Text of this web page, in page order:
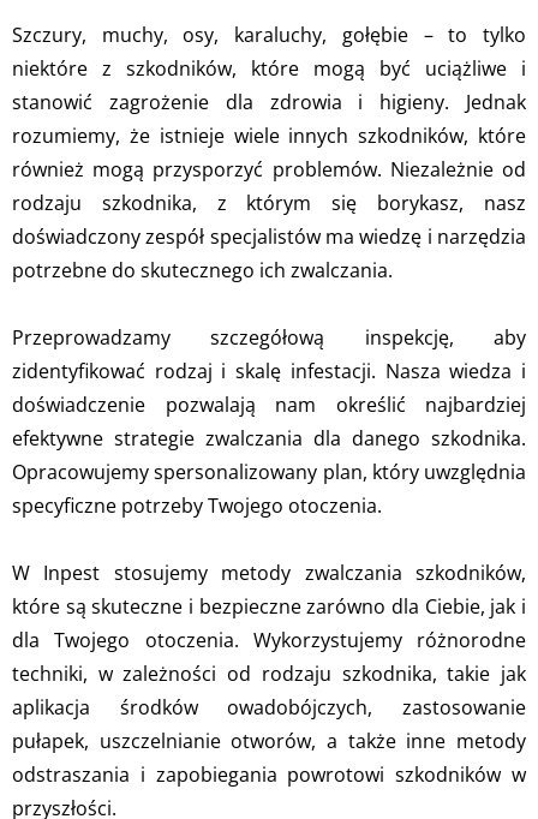
Szczury, muchy, osy, karaluchy, gołębie – to tylko
niektóre z szkodników, które mogą być uciążliwe i
stanowić zagrożenie dla zdrowia i higieny. Jednak
rozumiemy, że istnieje wiele innych szkodników, które
również mogą przysporzyć problemów. Niezależnie od
rodzaju szkodnika, z którym się borykasz, nasz
doświadczony zespół specjalistów ma wiedzę i narzędzia
potrzebne do skutecznego ich zwalczania.
Przeprowadzamy szczegółową inspekcję, aby
zidentyfikować rodzaj i skalę infestacji. Nasza wiedza i
doświadczenie pozwalają nam określić najbardziej
efektywne strategie zwalczania dla danego szkodnika.
Opracowujemy spersonalizowany plan, który uwzględnia
specyficzne potrzeby Twojego otoczenia.
W Inpest stosujemy metody zwalczania szkodników,
które są skuteczne i bezpieczne zarówno dla Ciebie, jak i
dla Twojego otoczenia. Wykorzystujemy różnorodne
techniki, w zależności od rodzaju szkodnika, takie jak
aplikacja środków owadobójczych, zastosowanie
pułapek, uszczelnianie otworów, a także inne metody
odstraszania i zapobiegania powrotowi szkodników w
przyszłości.